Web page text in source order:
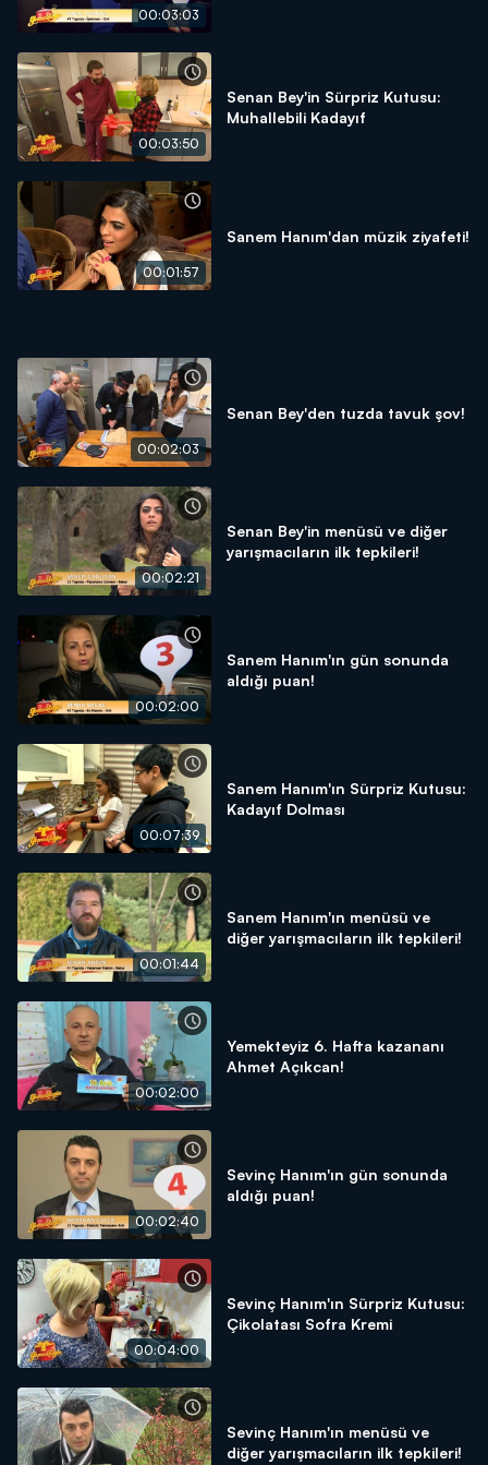
00:03:03
00:03:50
Senan Bey'in Sürpriz Kutusu:
Muhallebili Kadayıf
00:01:57
Sanem Hanım'dan müzik ziyafeti!
00:02:03
Senan Bey'den tuzda tavuk şov!
00:02:21
Senan Bey'in menüsü ve diğer
yarışmacıların ilk tepkileri!
00:02:00
Sanem Hanım'ın gün sonunda
aldığı puan!
00:07:39
Sanem Hanım'ın Sürpriz Kutusu:
Kadayıf Dolması
00:01:44
Sanem Hanım'ın menüsü ve
diğer yarışmacıların ilk tepkileri!
00:02:00
Yemekteyiz 6. Hafta kazananı
Ahmet Açıkcan!
00:02:40
Sevinç Hanım'ın gün sonunda
aldığı puan!
00:04:00
Sevinç Hanım'ın Sürpriz Kutusu:
Çikolatası Sofra Kremi
Sevinç Hanım'ın menüsü ve
diğer yarışmacıların ilk tepkileri!